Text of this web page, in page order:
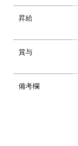
昇給
賞与
備考欄